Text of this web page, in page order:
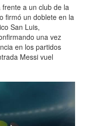
a un club de la
firmó un doblete en la
San Luis,
una vez
en los partidos
Messi vuel